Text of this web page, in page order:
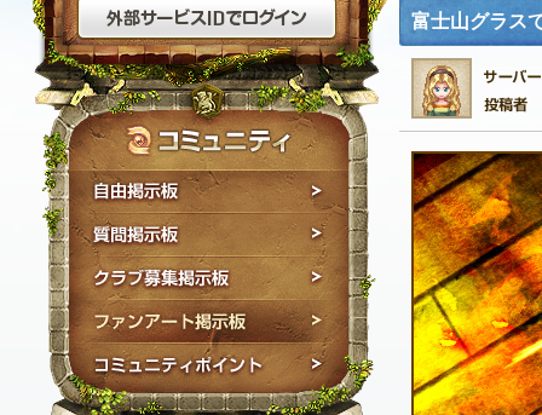
外部サービスIDでログ
自由掲示板
質問掲示板
クラブ募集掲示板
ファンアート掲示板
コミュニティポイン
富士山グラス